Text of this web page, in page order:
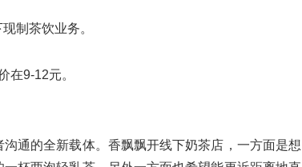
制茶饮业务。
在9-12元。
通的全新载体。香飘飘开线下奶茶店，一方面是想